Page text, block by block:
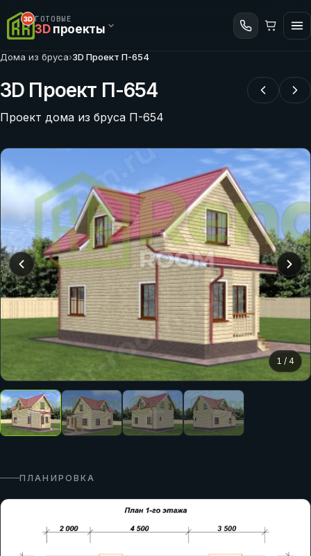
ГОТОВЫЕ
3Dпроекты
Дома из бруса›3D Проект П-654
3D Проект П-654
Проект дома из бруса П-654
1 / 4
ПЛАНИРОВКА